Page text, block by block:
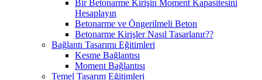
Bir Betonarme Kirişin Moment Kapasitesini
Hesaplayın
Betonarme ve Öngerilmeli Beton
Betonarme Kirişler Nasıl Tasarlanır??
Bağlantı Tasarımı Eğitimleri
Kesme Bağlantısı
Moment Bağlantısı
Temel Tasarım Eğitimleri